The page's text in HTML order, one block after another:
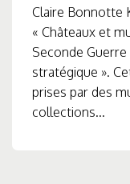
Claire Bonnotte
« Châteaux et
Seconde
stratégique ».
prises par des
collections...